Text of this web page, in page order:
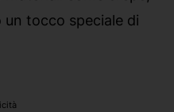
tocco speciale di